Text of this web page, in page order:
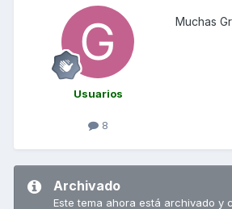
Usuarios
8
Muchas
Archivado
Este tema ahora está archivado y